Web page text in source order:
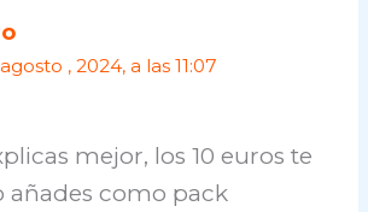
, 2024, a las 11:07
mejor, los 10 euros te
añades como pack